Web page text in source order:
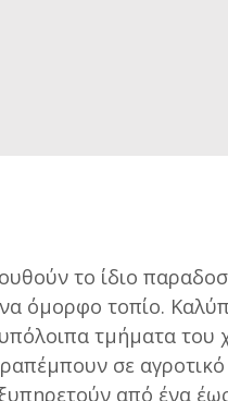
το ίδιο
όμορφο τοπίο.
τμήματα του
σε
από ένα